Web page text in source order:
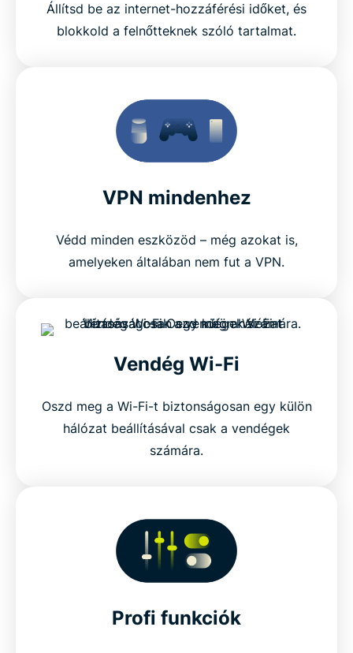
Állítsd be az internet-hozzáférési időket, és
blokkold a felnőtteknek szóló tartalmat.
VPN mindenhez
Védd minden eszközöd – még azokat is,
amelyeken általában nem fut a VPN.
Vendég Wi-Fi
Oszd meg a Wi-Fi-t biztonságosan egy külön
hálózat beállításával csak a vendégek
számára.
Profi funkciók